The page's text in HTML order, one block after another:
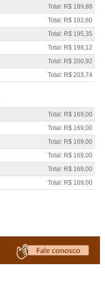
Total: R$ 189,88
Total: R$ 192,60
Total: R$ 195,35
Total: R$ 198,12
Total: R$ 200,92
Total: R$ 203,74
Total: R$ 169,00
Total: R$ 169,00
Total: R$ 169,00
Total: R$ 169,00
Total: R$ 169,00
Total: R$ 169,00